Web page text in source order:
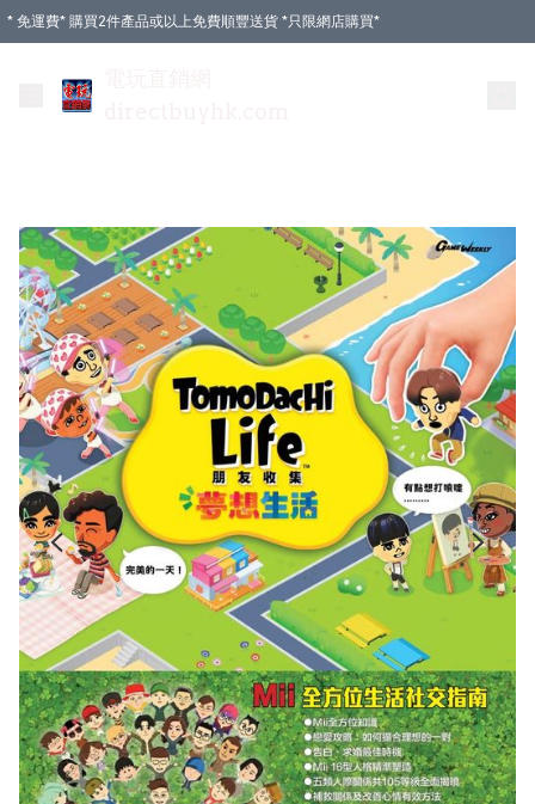
* 免運費* 購買2件產品或以上免費順豐送貨 *只限網店購買*